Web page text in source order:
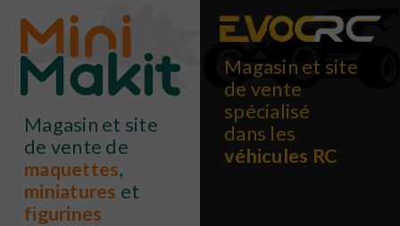
Magasin et site
de vente de
maquettes,
miniatures et
figurines
Magasin et site
de vente
spécialisé
dans les
véhicules RC